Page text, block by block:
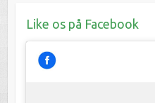
Like os på Facebook